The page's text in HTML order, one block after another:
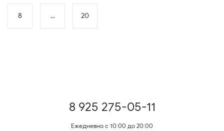
8 ... 20
8 925 275-05-11
Ежедневно с 10:00 до 20:00